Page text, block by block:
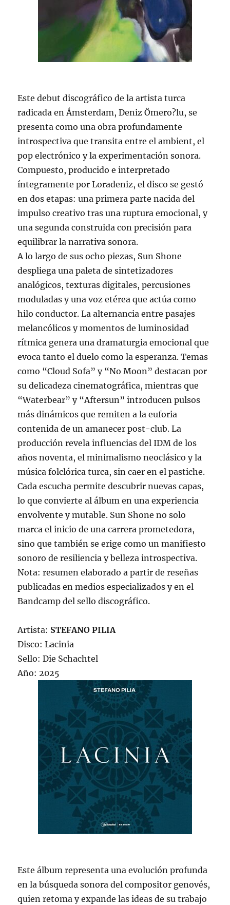
Este debut discográfico de la artista turca
radicada en Ámsterdam, Deniz Ömero?lu, se
presenta como una obra profundamente
introspectiva que transita entre el ambient, el
pop electrónico y la experimentación sonora.
Compuesto, producido e interpretado
íntegramente por Loradeniz, el disco se gestó
en dos etapas: una primera parte nacida del
impulso creativo tras una ruptura emocional, y
una segunda construida con precisión para
equilibrar la narrativa sonora.
A lo largo de sus ocho piezas, Sun Shone
despliega una paleta de sintetizadores
analógicos, texturas digitales, percusiones
moduladas y una voz etérea que actúa como
hilo conductor. La alternancia entre pasajes
melancólicos y momentos de luminosidad
rítmica genera una dramaturgia emocional que
evoca tanto el duelo como la esperanza. Temas
como “Cloud Sofa” y “No Moon” destacan por
su delicadeza cinematográfica, mientras que
“Waterbear” y “Aftersun” introducen pulsos
más dinámicos que remiten a la euforia
contenida de un amanecer post-club. La
producción revela influencias del IDM de los
años noventa, el minimalismo neoclásico y la
música folclórica turca, sin caer en el pastiche.
Cada escucha permite descubrir nuevas capas,
lo que convierte al álbum en una experiencia
envolvente y mutable. Sun Shone no solo
marca el inicio de una carrera prometedora,
sino que también se erige como un manifiesto
sonoro de resiliencia y belleza introspectiva.
Nota: resumen elaborado a partir de reseñas
publicadas en medios especializados y en el
Bandcamp del sello discográfico.
Artista: STEFANO PILIA
Disco: Lacinia
Sello: Die Schachtel
Año: 2025
Este álbum representa una evolución profunda
en la búsqueda sonora del compositor genovés,
quien retoma y expande las ideas de su trabajo